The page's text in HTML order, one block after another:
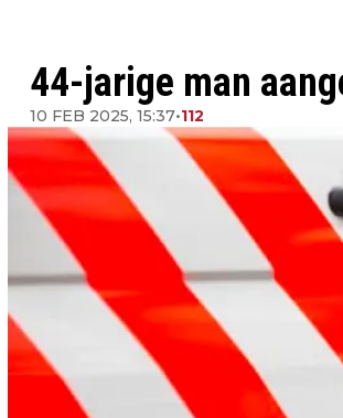
44-jarige man
10 FEB 2025, 15:37•112